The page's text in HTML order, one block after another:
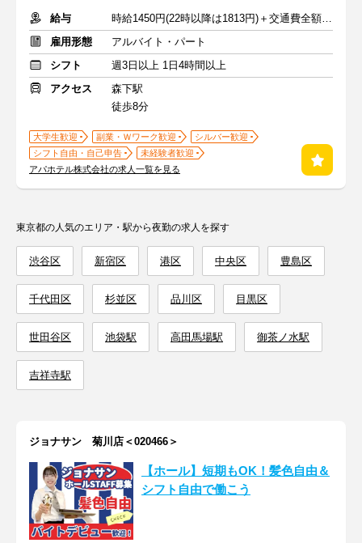
給与
時給1450円(22時以降は1813円)＋交通費全額支給
雇用形態
アルバイト・パート
シフト
週3日以上 1日4時間以上
アクセス
森下駅
徒歩8分
大学生歓迎 副業・Ｗワーク歓迎
シルバー歓迎
シフト自由・自己申告
未経験者歓迎
アパホテル株式会社の求人一覧を見る
東京都の人気のエリア・駅から夜勤の求人を探す
渋谷区 新宿区 港区 中央区 豊島区
千代田区 杉並区 品川区 目黒区
世田谷区 池袋駅 高田馬場駅 御茶ノ水駅
吉祥寺駅
ジョナサン 菊川店＜020466＞
【ホール】短期もOK！髪色自由＆
シフト自由で働こう